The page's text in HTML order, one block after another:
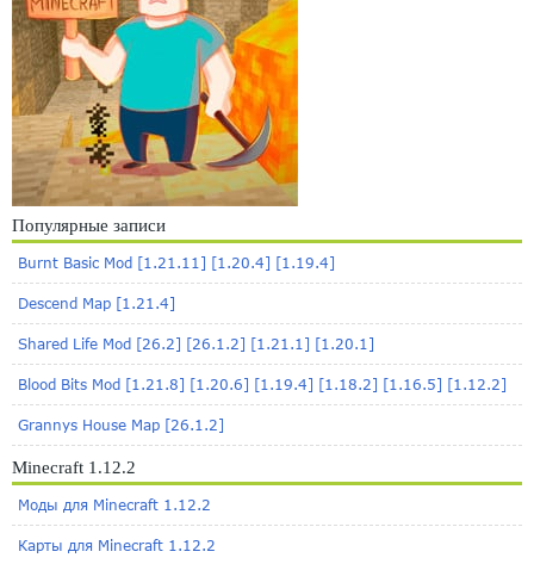
Популярные записи
Burnt Basic Mod [1.21.11] [1.20.4] [1.19.4]
Descend Map [1.21.4]
Shared Life Mod [26.2] [26.1.2] [1.21.1] [1.20.1]
Blood Bits Mod [1.21.8] [1.20.6] [1.19.4] [1.18.2] [1.16.5] [1.12.2]
Grannys House Map [26.1.2]
Minecraft 1.12.2
Моды для Minecraft 1.12.2
Карты для Minecraft 1.12.2